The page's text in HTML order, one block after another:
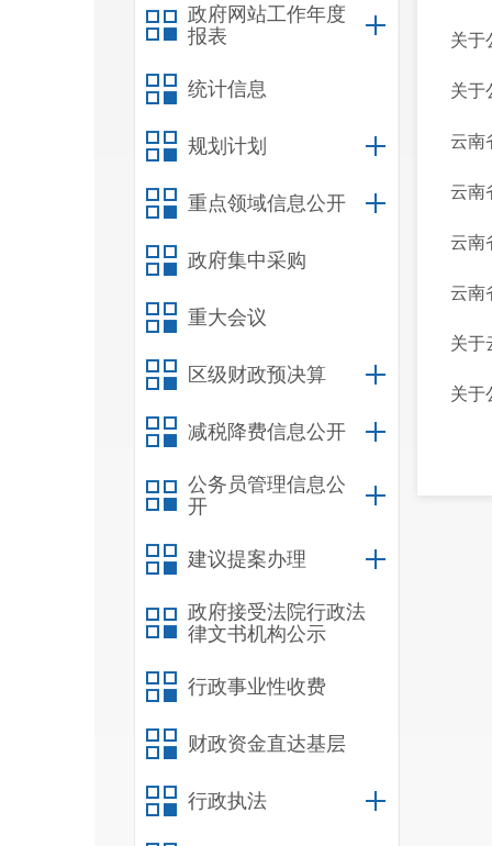
政府网站工作年度
报表
统计信息
规划计划
重点领域信息公开
政府集中采购
重大会议
区级财政预决算
减税降费信息公开
公务员管理信息公
开
建议提案办理
政府接受法院行政法
律文书机构公示
行政事业性收费
财政资金直达基层
行政执法
关于
关于
云南
云南
云南
云南
关于
关于